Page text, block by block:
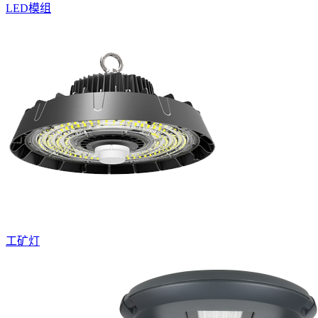
LED模组
工矿灯